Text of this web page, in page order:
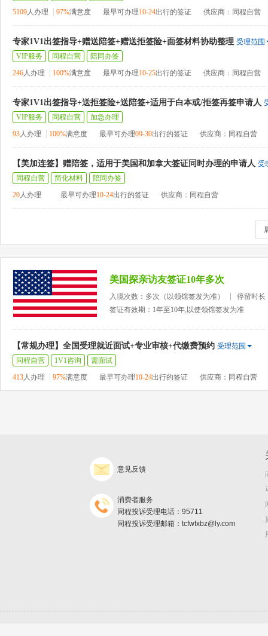
5109人办理 97%满意度 最早可办理10-24出行的签证 供应商：同程自营
专家1V1出签指导+赠送陪签+赠送拒签险+面签材料协助整理 受理范围
VIP服务
同程自营
陪同办签
246人办理 100%满意度 最早可办理10-25出行的签证 供应商：同程自营
专家1V1出签指导+送拒签险+送陪签+适用于白本或/拒签再签申请人
VIP服务
同程自营
加急办理
93人办理 100%满意度 最早可办理09-30出行的签证 供应商：同程自营
【美加连签】赠陪签，适用于美国和加拿大签证同时办理的申请人 受
同程自营
简化材料
陪同办签
20人办理 最早可办理10-24出行的签证 供应商：同程自营
美国探亲访友签证10年多次
入境次数：多次（以领馆签发为准）
停留时长
签证有效期：1年至10年,以使领馆签发为准
【常规办理】全国受理就近面试+专业审核+代缴费预约 受理范围
同程自营
1V1咨询
需面试
413人办理 97%满意度 最早可办理10-24出行的签证 供应商：同程自营
意见反馈
消费者服务
同程投诉受理电话：95711
同程投诉受理邮箱：tcfwfxbz@ly.com